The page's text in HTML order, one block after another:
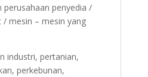
perusahaan penyedia /
mesin – mesin yang
industri, pertanian,
perkebunan,